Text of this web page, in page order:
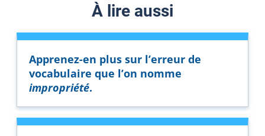
À lire aussi
Apprenez-en plus sur l’erreur de
vocabulaire que l’on nomme
impropriété.